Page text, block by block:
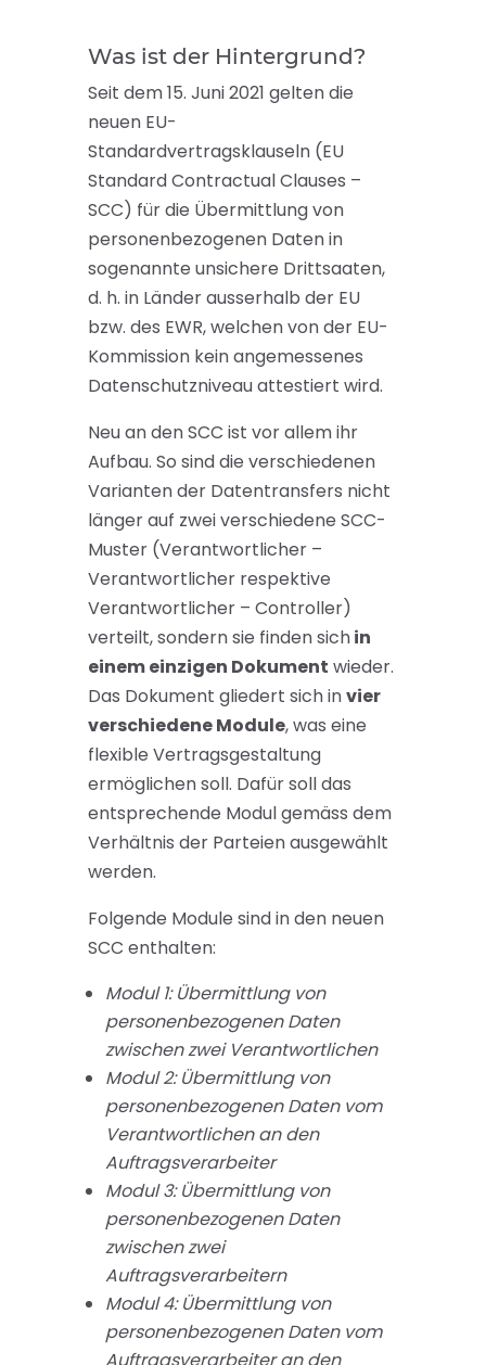
Was ist der Hintergrund?
Seit dem 15. Juni 2021 gelten die
neuen EU-
Standardvertragsklauseln (EU
Standard Contractual Clauses –
SCC) für die Übermittlung von
personenbezogenen Daten in
sogenannte unsichere Drittsaaten,
d. h. in Länder ausserhalb der EU
bzw. des EWR, welchen von der EU-
Kommission kein angemessenes
Datenschutzniveau attestiert wird.
Neu an den SCC ist vor allem ihr
Aufbau. So sind die verschiedenen
Varianten der Datentransfers nicht
länger auf zwei verschiedene SCC-
Muster (Verantwortlicher –
Verantwortlicher respektive
Verantwortlicher – Controller)
verteilt, sondern sie finden sichin
einem einzigen Dokument wieder.
Das Dokument gliedert sich invier
verschiedene Module, was eine
flexible Vertragsgestaltung
ermöglichen soll. Dafür soll das
entsprechende Modul gemäss dem
Verhältnis der Parteien ausgewählt
werden.
Folgende Module sind in den neuen
SCC enthalten:
Modul 1: Übermittlung von
personenbezogenen Daten
zwischen zwei Verantwortlichen
Modul 2: Übermittlung von
personenbezogenen Daten vom
Verantwortlichen an den
Auftragsverarbeiter
Modul 3: Übermittlung von
personenbezogenen Daten
zwischen zwei
Auftragsverarbeitern
Modul 4: Übermittlung von
personenbezogenen Daten vom
Auftragsverarbeiter an den